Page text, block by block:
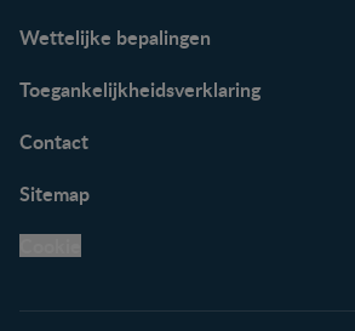
Wettelijke bepalingen
Toegankelijkheidsverklaring
Contact
Sitemap